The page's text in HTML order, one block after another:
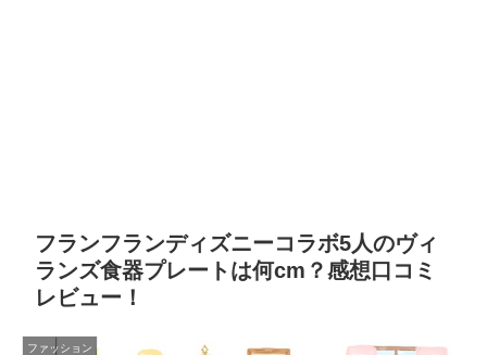
フランフランディズニーコラボ5人のヴィ
ランズ食器プレートは何cm？感想口コミ
レビュー！
ファッション